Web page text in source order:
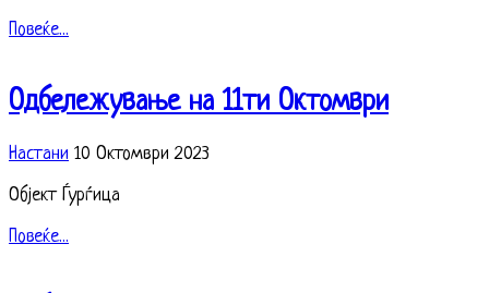
Повеќе...
Одбележување на 11ти Октомври
Настани 10 Октомври 2023
Објект Ѓурѓица
Повеќе...